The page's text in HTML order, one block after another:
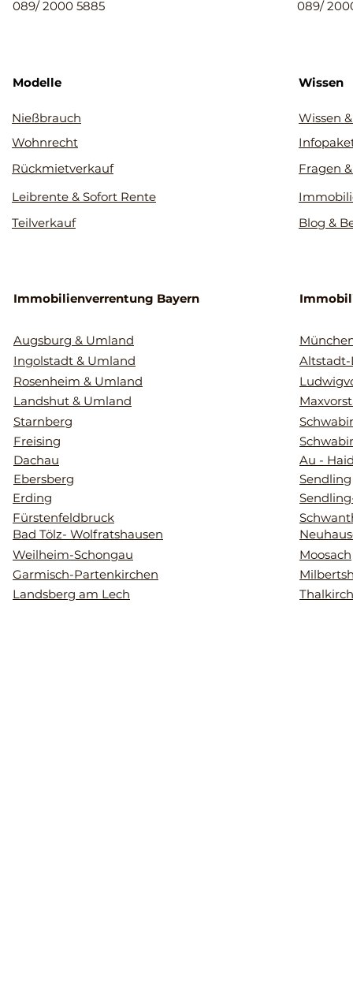
089/ 2000 5885
Modelle
Nießbrauch
Wohnrecht
Rückmietverkauf
Leibrente & Sofort Rente
Teilverkauf
Immobilienverrentung Bayern
Augsburg & Umland
Ingolstadt & Umland
Rosenheim & Umland
Landshut & Umland
Starnberg
Freising
Dachau
Ebersberg
Erding
Fürstenfeldbruck
Bad Tölz- Wolfratshausen
Weilheim-Schongau
Garmisch-Partenkirchen
Landsberg am Lech
089/
Wissen
Wissen
Fragen
Blog &
Altstadt-
Au -
Sendling
Moosach